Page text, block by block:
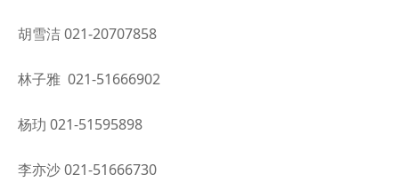
胡雪洁 021-20707858
林子雅 021-51666902
杨玏 021-51595898
李亦沙 021-51666730